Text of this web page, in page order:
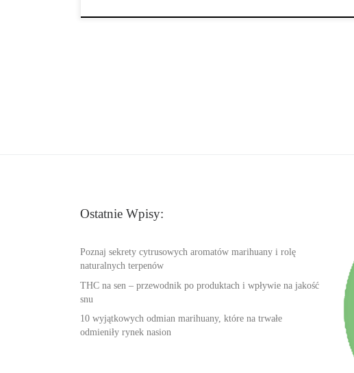
Ostatnie Wpisy:
Poznaj sekrety cytrusowych aromatów marihuany i rolę
naturalnych terpenów
THC na sen – przewodnik po produktach i wpływie na jakość
snu
10 wyjątkowych odmian marihuany, które na trwałe
odmieniły rynek nasion